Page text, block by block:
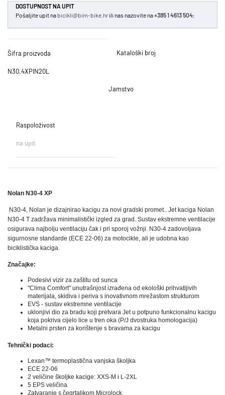
DOSTUPNOST NA UPIT
Pošaljite upit na bicikli@bim-bike.hr ili nas nazovite na+385 1 4613 504;
Šifra proizvoda
N30.4XPIN20L
Kataloški broj
Jamstvo
Raspoloživost
na upit
Nolan N30-4 XP
N30-4, Nolan je dizajnirao kacigu za novi gradski promet.
Jet kaciga Nolan
N30-4 T zadržava minimalistički izgled za grad. Sustav ekstremne ventilacije
osigurava najbolju ventilaciju čak i pri sporoj vožnji. N30-4 zadovoljava
sigurnosne standarde (ECE 22-06) za motocikle, ali je udobna kao
biciklistička kaciga.
Značajke:
Podesivi vizir za zaštitu od sunca
"Clima Comfort" unutrašnjost izrađena od ekološki prihvatljivih
materijala, skidiva i periva s inovativnom mrežastom strukturom
EVS - sustav ekstremne ventilacije
uklonjivi dio za bradu koji pretvara Jet u potpuno funkcionalnu kacigu
koja pokriva cijelo lice u tren oka (P/J dvostruka homologacija)
Metalni prsten za korištenje s bravama za kacigu
Tehnički podaci:
Lexan™ termoplastična vanjska školjka
ECE 22-06
2 veličine školjke kacige: XXS-M i L-2XL
5 EPS veličina
Zatvaranje s čegrtaljkom Microlock